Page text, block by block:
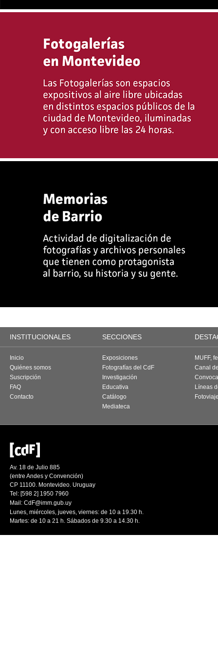
INSTITUCIONALES SECCIONES
Inicio
Quiénes somos
Suscripción
FAQ
Contacto
Exposiciones
Fotografías del CdF
Investigación
Educativa
Catálogo
Mediateca
MUFF,
Canal
Líneas
Av. 18 de Julio 885
(entre Andes y Convención)
CP 11100. Montevideo. Uruguay
Tel: [598 2] 1950 7960
Mail: CdF@imm.gub.uy
Lunes, miércoles, jueves, viernes: de 10 a 19.30 h.
Martes: de 10 a 21 h. Sábados de 9.30 a 14.30 h.